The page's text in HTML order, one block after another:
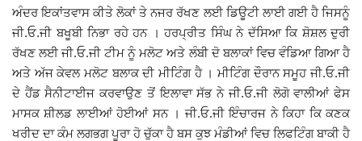
Punjab
Life & Style
Important
ਅੰਦਰ ਇਕਾਂਤਵਾਸ ਕੀਤੇ ਲੋਕਾਂ ਤੇ ਨਜਰ ਰੱਖਣ ਲਈ ਡਿਊਟੀ ਲਾਈ ਗਈ ਹੈ ਜਿਸਨੂੰ
ਜੀ.ਓ.ਜੀ ਬਖੂਬੀ ਨਿਭਾ ਰਹੇ ਹਨ । ਹਰਪ੍ਰੀਤ ਸਿੰਘ ਨੇ ਦੱਸਿਆ ਕਿ ਸ਼ੋਸ਼ਲ ਦੁਰੀ
ਰੱਖਣ ਲਈ ਜੀ.ਓ.ਜੀ ਟੀਮ ਨੂੰ ਮਲੋਟ ਅਤੇ ਲੰਬੀ ਦੋ ਬਲਾਕਾਂ ਵਿਚ ਵੰਡਿਆ ਗਿਆ ਹੈ
ਅਤੇ ਅੱਜ ਕੇਵਲ ਮਲੋਟ ਬਲਾਕ ਦੀ ਮੀਟਿੰਗ ਹੈ । ਮੀਟਿੰਗ ਦੌਰਾਨ ਸਮੂਹ ਜੀ.ਓ.ਜੀ
ਦੇ ਹੈਂਡ ਸੈਨੀਟਾਈਜ ਕਰਵਾਉਣ ਤੋਂ ਇਲਾਵਾ ਸੱਭ ਨੇ ਜੀ.ਓ.ਜੀ ਲੋਗੋ ਵਾਲੀਆਂ ਫੇਸ
ਮਾਸਕ ਸ਼ੀਲਡ ਲਾਈਆਂ ਹੋਈਆਂ ਸਨ । ਜੀ.ਓ.ਜੀ ਇੰਚਾਰਜ ਨੇ ਕਿਹਾ ਕਿ ਕਣਕ
ਖਰੀਦ ਦਾ ਕੰਮ ਲਗਭਗ ਪੂਰਾ ਹੋ ਚੁੱਕਾ ਹੈ ਬਸ ਕੁਝ ਮੰਡੀਆਂ ਵਿਚ ਲਿਫਟਿੰਗ ਬਾਕੀ ਹੈ